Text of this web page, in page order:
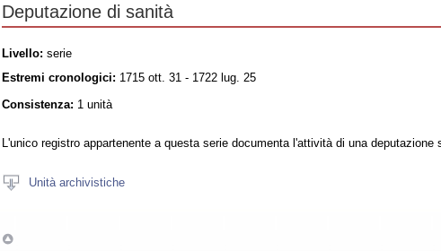
Deputazione di sanità
Livello: serie
Estremi cronologici: 1715 ott. 31 - 1722 lug. 25
Consistenza: 1 unità
L'unico registro appartenente a questa serie documenta l'attività di una
Unità archivistiche